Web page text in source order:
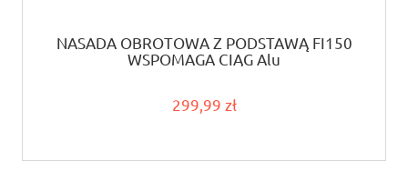
NASADA OBROTOWA Z PODSTAWĄ FI150
WSPOMAGA CIĄG Alu
299,99 zł